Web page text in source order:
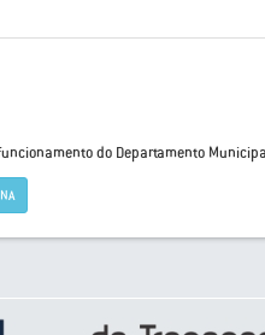
do Departamento